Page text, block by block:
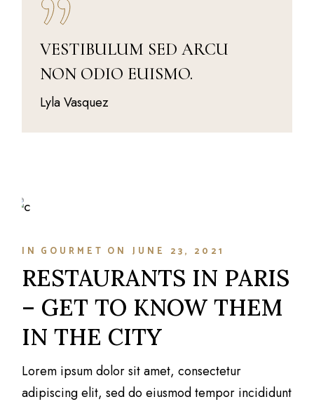
VESTIBULUM SED ARCU
NON ODIO EUISMO.
Lyla Vasquez
IN GOURMET ON JUNE 23, 2021
RESTAURANTS IN PARIS
– GET TO KNOW THEM
IN THE CITY
Lorem ipsum dolor sit amet, consectetur
adipiscing elit, sed do eiusmod tempor incididunt